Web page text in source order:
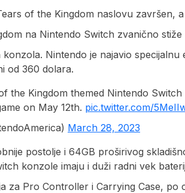
of the Kingdom naslovu završen,
na Nintendo Switch zvanično stiže
Nintendo je najavio specijalnu
od 360 dolara.
the Kingdom themed Nintendo
on May 12th. pic.twitter.com/
March 28, 2023
postolje i 64GB proširivog
konzole imaju i duži radni vek
za Pro Controller i Carrying Case, po